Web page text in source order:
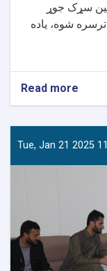
سړک جوړ
شوه، یاده
Read more
د
د
جوړیدو
وشوه
Tue, Jan 21 2025